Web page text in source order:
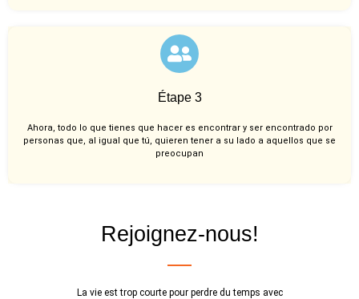
Étape 3
Ahora, todo lo que tienes que hacer es encontrar y ser encontrado por
personas que, al igual que tú, quieren tener a su lado a aquellos que se
preocupan
Rejoignez-nous!
La vie est trop courte pour perdre du temps avec